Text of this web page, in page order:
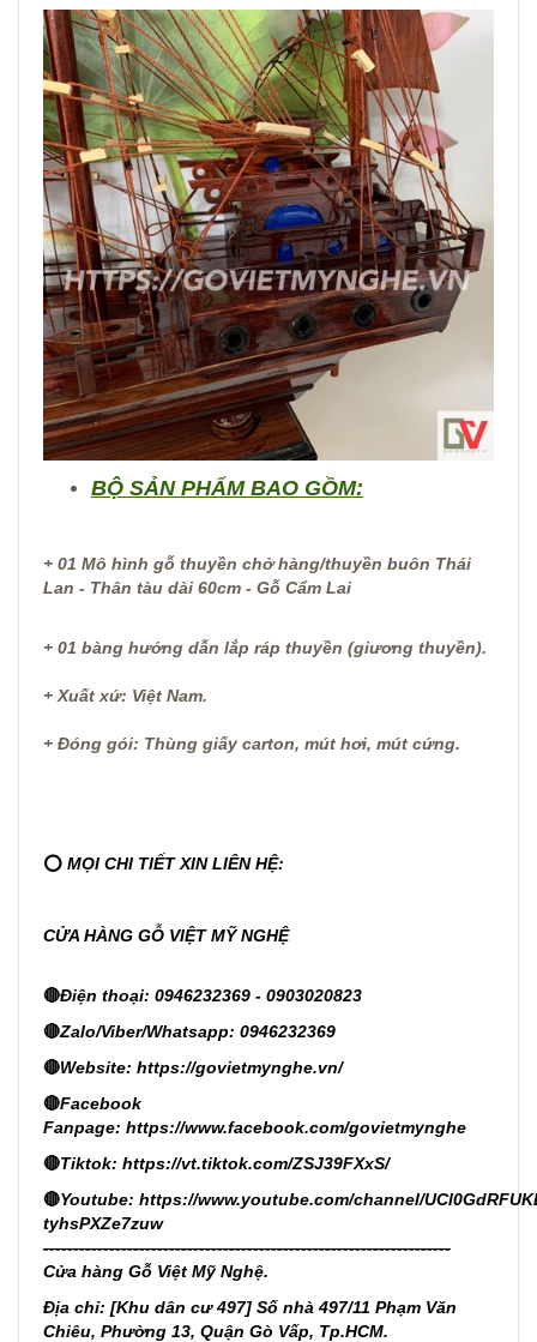
BỘ SẢN PHẨM BAO GỒM:
+ 01 Mô hình gỗ thuyền chở hàng/thuyền buôn Thái
Lan - Thân tàu dài 60cm - Gỗ Cẩm Lai
+ 01 bàng hướng dẫn lắp ráp thuyền (giương thuyền).
+ Xuất xứ: Việt Nam.
+ Đóng gói: Thùng giấy carton, mút hơi, mút cứng.
⭕ MỌI CHI TIẾT XIN LIÊN HỆ:
CỬA HÀNG GỖ VIỆT MỸ NGHỆ
🔴Điện thoại: 0946232369 - 0903020823
🔴Zalo/Viber/Whatsapp: 0946232369
🔴Website: https://govietmynghe.vn/
🔴Facebook
Fanpage: https://www.facebook.com/govietmynghe
🔴Tiktok: https://vt.tiktok.com/ZSJ39FXxS/
🔴Youtube: https://www.youtube.com/channel/
tyhsPXZe7zuw
--------------------------------------------------------------------
Cửa hàng Gỗ Việt Mỹ Nghệ.
Địa chỉ: [Khu dân cư 497] Số nhà 497/11 Phạm Văn
Chiêu, Phường 13, Quận Gò Vấp, Tp.HCM.